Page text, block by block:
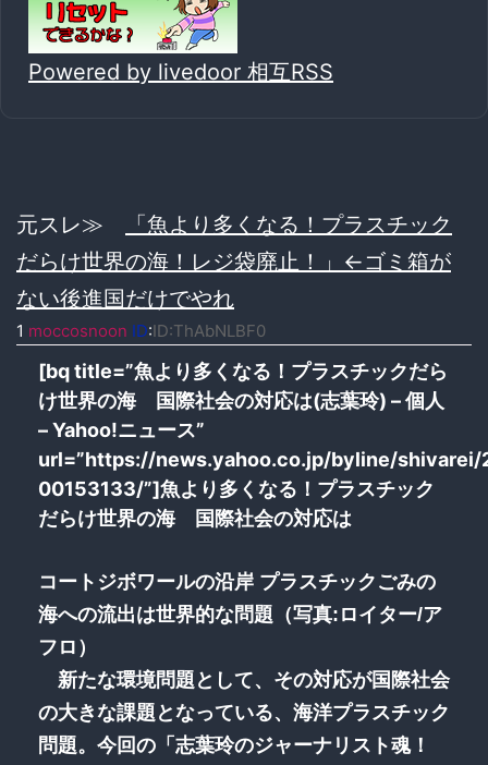
Powered by livedoor 相互RSS
元スレ≫
「魚より多くなる！プラスチック
だらけ世界の海！レジ袋廃止！」←ゴミ箱が
ない後進国だけでやれ
1 moccosnoon ID:ID:ThAbNLBF0
[bq title=”魚より多くなる！プラスチックだら
け世界の海 国際社会の対応は(志葉玲) – 個人
– Yahoo!ニュース”
url=”https://news.yahoo.co.jp/byline/shivarei/
00153133/”]魚より多くなる！プラスチック
だらけ世界の海 国際社会の対応は
コートジボワールの沿岸 プラスチックごみの
海への流出は世界的な問題（写真:ロイター/ア
フロ）
新たな環境問題として、その対応が国際社会
の大きな課題となっている、海洋プラスチック
問題。今回の「志葉玲のジャーナリスト魂！